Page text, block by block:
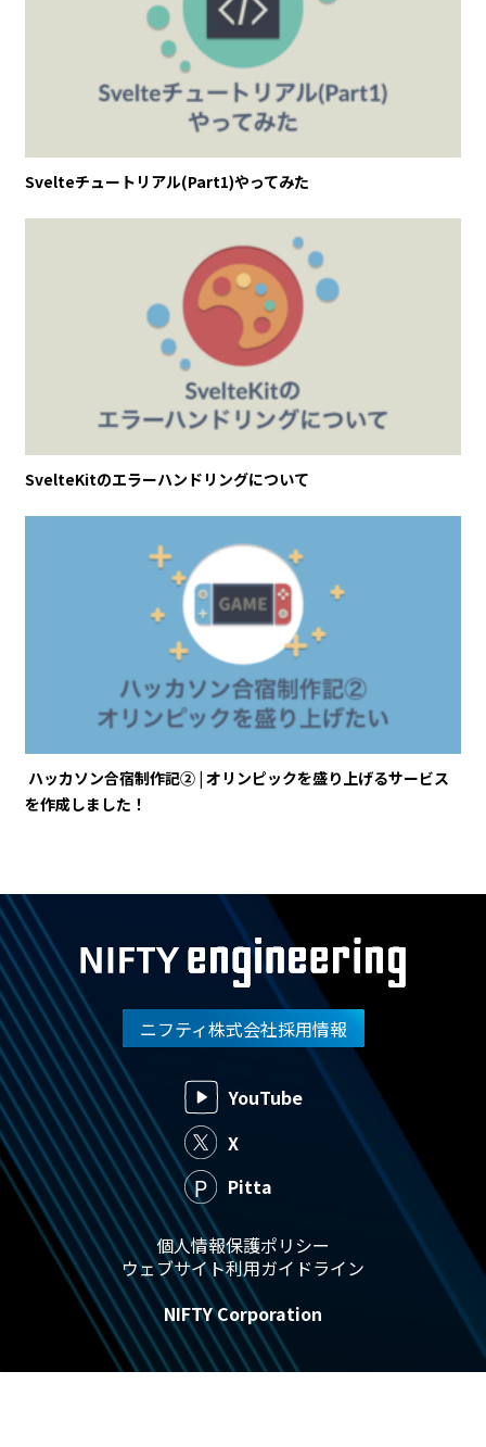
Svelteチュートリアル(Part1)やってみた
SvelteKitのエラーハンドリングについて
ハッカソン合宿制作記② | オリンピックを盛り上げるサービス
を作成しました！
ニフティ株式会社採用情報
YouTube
X
Pitta
個人情報保護ポリシー
ウェブサイト利用ガイドライン
NIFTY Corporation